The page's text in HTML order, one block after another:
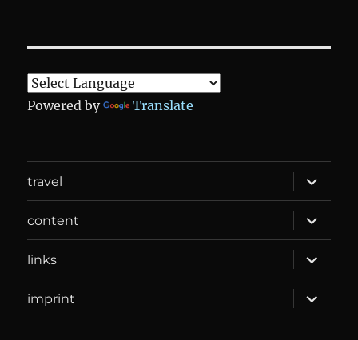
Powered by Translate
travel
expand
child
menu
content
expand
child
menu
links
expand
child
menu
imprint
expand
child
menu